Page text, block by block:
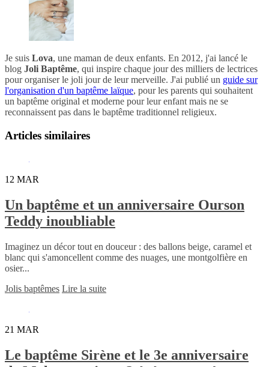
Je suis Lova, une maman de deux enfants. En 2012, j'ai lancé le
blog Joli Baptême, qui inspire chaque jour des milliers de lectrices
pour organiser le joli jour de leur merveille. J'ai publié un guide sur
l'organisation d'un baptême laïque, pour les parents qui souhaitent
un baptême original et moderne pour leur enfant mais ne se
reconnaissent pas dans le baptême traditionnel religieux.
Articles similaires
12 MAR
Un baptême et un anniversaire Ourson
Teddy inoubliable
Imaginez un décor tout en douceur : des ballons beige, caramel et
blanc qui s'amoncellent comme des nuages, une montgolfière en
osier...
Jolis baptêmes Lire la suite
21 MAR
Le baptême Sirène et le 3e anniversaire